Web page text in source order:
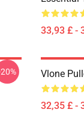
33,93 £ -
Vlone
32,35 £ -